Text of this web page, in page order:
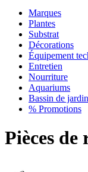
Marques
Plantes
Substrat
Décorations
Équipement
Entretien
Nourriture
Aquariums
Bassin de jardin
% Promotions
Pièces de